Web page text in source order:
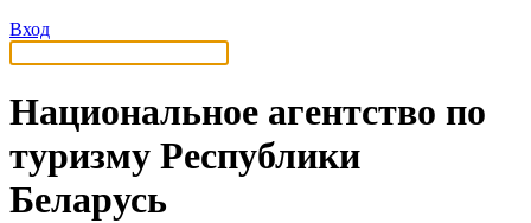
Вход
Национальное агентство по
туризму Республики
Беларусь